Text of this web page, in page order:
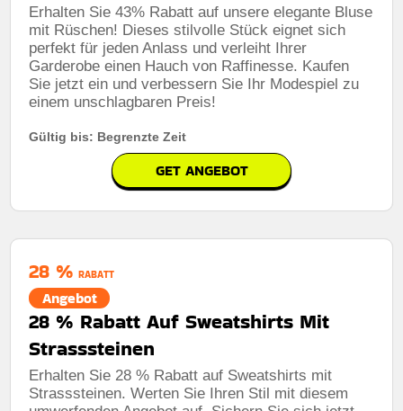
Erhalten Sie 43% Rabatt auf unsere elegante Bluse
mit Rüschen! Dieses stilvolle Stück eignet sich
perfekt für jeden Anlass und verleiht Ihrer
Garderobe einen Hauch von Raffinesse. Kaufen
Sie jetzt ein und verbessern Sie Ihr Modespiel zu
einem unschlagbaren Preis!
Gültig bis: Begrenzte Zeit
GET ANGEBOT
28 % RABATT
Angebot
28 % Rabatt Auf Sweatshirts Mit
Strasssteinen
Erhalten Sie 28 % Rabatt auf Sweatshirts mit
Strasssteinen. Werten Sie Ihren Stil mit diesem